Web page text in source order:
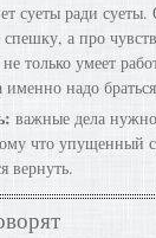
суеты ради
а про
только умеет
именно надо
важные дела нужно
что упущенный
вернуть.